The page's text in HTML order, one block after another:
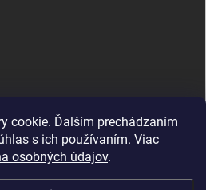
cookie. Ďalším prechádzaním
s ich používaním. Viac
osobných údajov.